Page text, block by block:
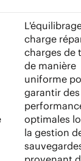
charge
charges de
de manière
uniforme
garantir des
optimales
la gestion